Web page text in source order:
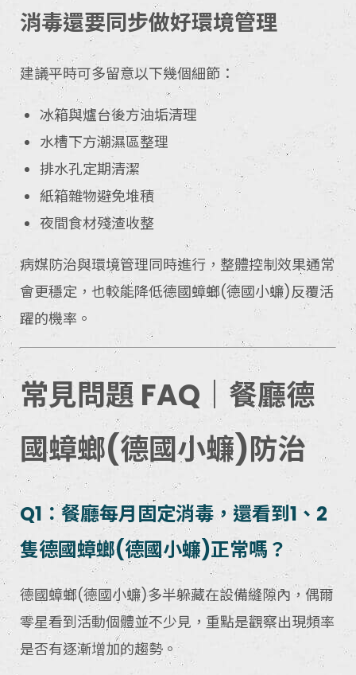
消毒還要同步做好環境管理
建議平時可多留意以下幾個細節：
冰箱與爐台後方油垢清理
水槽下方潮濕區整理
排水孔定期清潔
紙箱雜物避免堆積
夜間食材殘渣收整
病媒防治與環境管理同時進行，整體控制效果通常
會更穩定，也較能降低德國蟑螂(德國小蠊)反覆活
躍的機率。
常見問題 FAQ｜餐廳德
國蟑螂(德國小蠊)防治
Q1：餐廳每月固定消毒，還看到1、2
隻德國蟑螂(德國小蠊)正常嗎？
德國蟑螂(德國小蠊)多半躲藏在設備縫隙內，偶爾
零星看到活動個體並不少見，重點是觀察出現頻率
是否有逐漸增加的趨勢。